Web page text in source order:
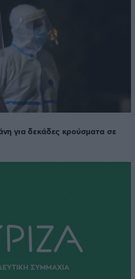
για δεκάδες κρούσματα σε